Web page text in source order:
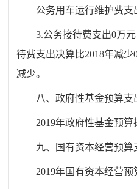
公务用车运行维护费支
3.公务接待费支出0万元
待费支出决算比2018年减少
减少。
八、政府性基金预算支
2019年政府性基金预算
九、 国有资本经营预
2019年国有资本经营预